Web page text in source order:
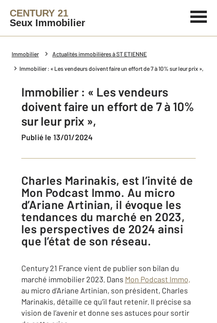
CENTURY 21
Seux Immobilier
Immobilier Actualités immobilières à ST ETIENNE
Immobilier : « Les vendeurs doivent faire un effort de 7 à 10% sur leur prix »,
Immobilier : « Les vendeurs
doivent faire un effort de 7 à 10%
sur leur prix »,
Publié le 13/01/2024
Charles Marinakis, est l’invité de
Mon Podcast Immo. Au micro
d’Ariane Artinian, il évoque les
tendances du marché en 2023,
les perspectives de 2024 ainsi
que l’état de son réseau.
Century 21 France vient de publier son bilan du
marché immobilier 2023. Dans Mon Podcast Immo,
au micro d’Ariane Artinian, son président, Charles
Marinakis, détaille ce qu’il faut retenir. Il précise sa
vision de l’avenir et donne ses astuces pour sortir